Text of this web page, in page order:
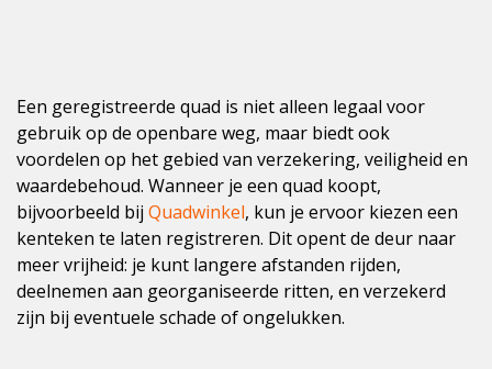
Een geregistreerde quad is niet alleen legaal voor
gebruik op de openbare weg, maar biedt ook
voordelen op het gebied van verzekering, veiligheid en
waardebehoud. Wanneer je een quad koopt,
bijvoorbeeld bij Quadwinkel, kun je ervoor kiezen een
kenteken te laten registreren. Dit opent de deur naar
meer vrijheid: je kunt langere afstanden rijden,
deelnemen aan georganiseerde ritten, en verzekerd
zijn bij eventuele schade of ongelukken.